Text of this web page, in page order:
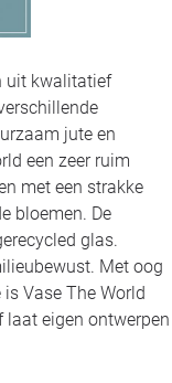
uit kwalitatief
jute en
een zeer ruim
met een strakke
bloemen. De
glas.
Met oog
Vase The World
eigen ontwerpen